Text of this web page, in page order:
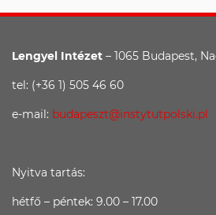
Lengyel Intézet – 1065 Budapest,
tel: (+36 1) 505 46 60
e-mail: budapeszt@instytutpolski.pl
Nyitva tartás:
hétfő – péntek: 9.00 – 17.00